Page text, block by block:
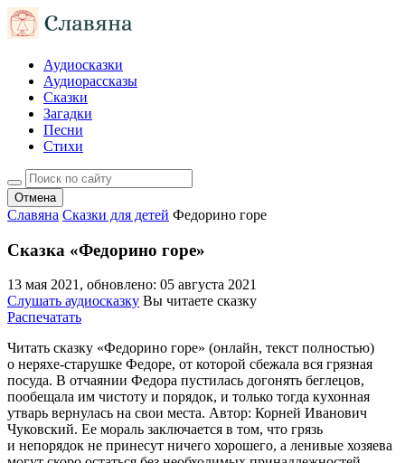
Аудиосказки
Аудиорассказы
Сказки
Загадки
Песни
Стихи
Отмена
Славяна Сказки для детей Федорино горе
Сказка «Федорино горе»
13 мая 2021, обновлено: 05 августа 2021
Слушать аудиосказку Вы читаете сказку
Распечатать
Читать сказку «Федорино горе» (онлайн, текст полностью)
о неряхе-старушке Федоре, от которой сбежала вся грязная
посуда. В отчаянии Федора пустилась догонять беглецов,
пообещала им чистоту и порядок, и только тогда кухонная
утварь вернулась на свои места. Автор: Корней Иванович
Чуковский. Ее мораль заключается в том, что грязь
и непорядок не принесут ничего хорошего, а ленивые хозяева